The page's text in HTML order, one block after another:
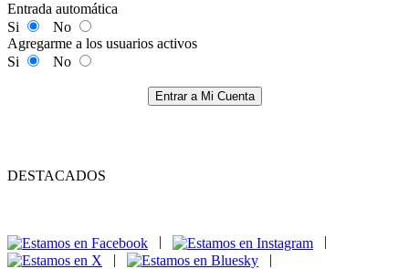
Entrada automática
Si
No
Agregarme a los usuarios activos
Si
No
Entrar a Mi Cuenta
DESTACADOS
|
|